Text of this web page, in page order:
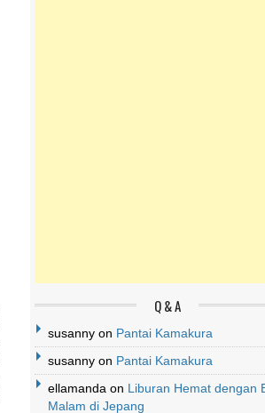
Q & A
susanny on Pantai Kamakura
susanny on Pantai Kamakura
ellamanda on Liburan Hemat dengan
Malam di Jepang